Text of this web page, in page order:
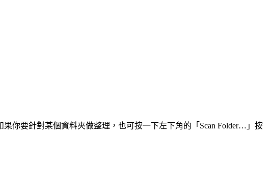
你要針對某個資料夾做整理，也可按一下左下角的「Scan Folder…」按